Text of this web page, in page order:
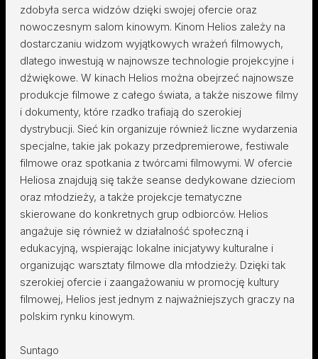
zdobyła serca widzów dzięki swojej ofercie oraz
nowoczesnym salom kinowym. Kinom Helios zależy na
dostarczaniu widzom wyjątkowych wrażeń filmowych,
dlatego inwestują w najnowsze technologie projekcyjne i
dźwiękowe. W kinach Helios można obejrzeć najnowsze
produkcje filmowe z całego świata, a także niszowe filmy
i dokumenty, które rzadko trafiają do szerokiej
dystrybucji. Sieć kin organizuje również liczne wydarzenia
specjalne, takie jak pokazy przedpremierowe, festiwale
filmowe oraz spotkania z twórcami filmowymi. W ofercie
Heliosa znajdują się także seanse dedykowane dzieciom
oraz młodzieży, a także projekcje tematyczne
skierowane do konkretnych grup odbiorców. Helios
angażuje się również w działalność społeczną i
edukacyjną, wspierając lokalne inicjatywy kulturalne i
organizując warsztaty filmowe dla młodzieży. Dzięki tak
szerokiej ofercie i zaangażowaniu w promocję kultury
filmowej, Helios jest jednym z najważniejszych graczy na
polskim rynku kinowym.
Suntago